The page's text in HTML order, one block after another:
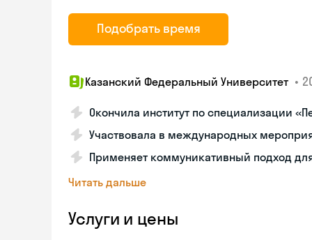
Подобрать время
Казанский Федеральный Университет •
Окончила институт по специализации
Участвовала в международных
Применяет коммуникативный подход
Читать дальше
Услуги и цены